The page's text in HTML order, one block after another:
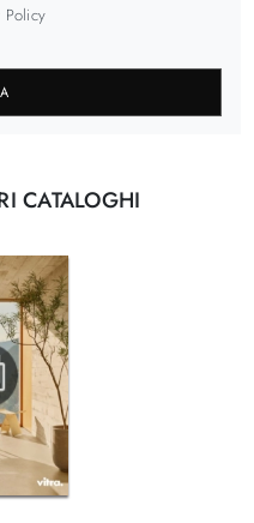
Policy
CATALOGHI